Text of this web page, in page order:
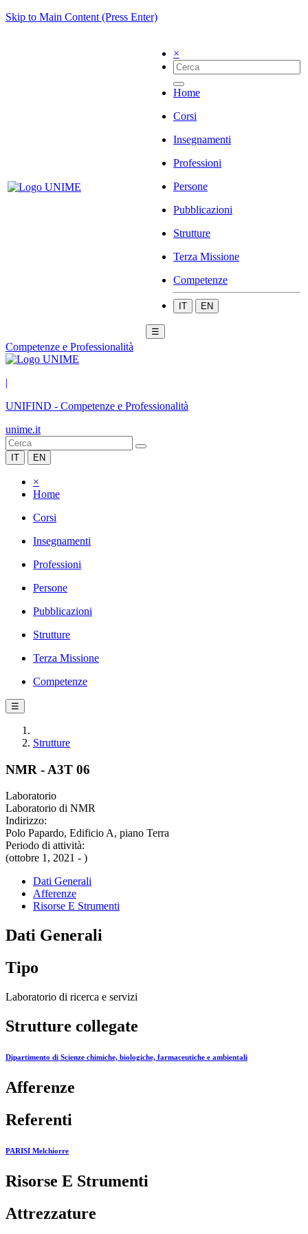
Skip to Main Content (Press Enter)
×
Home
Corsi
Insegnamenti
Professioni
Persone
Pubblicazioni
Strutture
Terza Missione
Competenze
IT EN
☰
Competenze e Professionalità
|
UNIFIND - Competenze e Professionalità
unime.it
IT EN
×
Home
Corsi
Insegnamenti
Professioni
Persone
Pubblicazioni
Strutture
Terza Missione
Competenze
☰
Strutture
NMR - A3T 06
Laboratorio
Laboratorio di NMR
Indirizzo:
Polo Papardo, Edificio A, piano Terra
Periodo di attività:
(ottobre 1, 2021 - )
Dati Generali
Afferenze
Risorse E Strumenti
Dati Generali
Tipo
Laboratorio di ricerca e servizi
Strutture collegate
Dipartimento di Scienze chimiche, biologiche, farmaceutiche e ambientali
Afferenze
Referenti
PARISI Melchiorre
Risorse E Strumenti
Attrezzature